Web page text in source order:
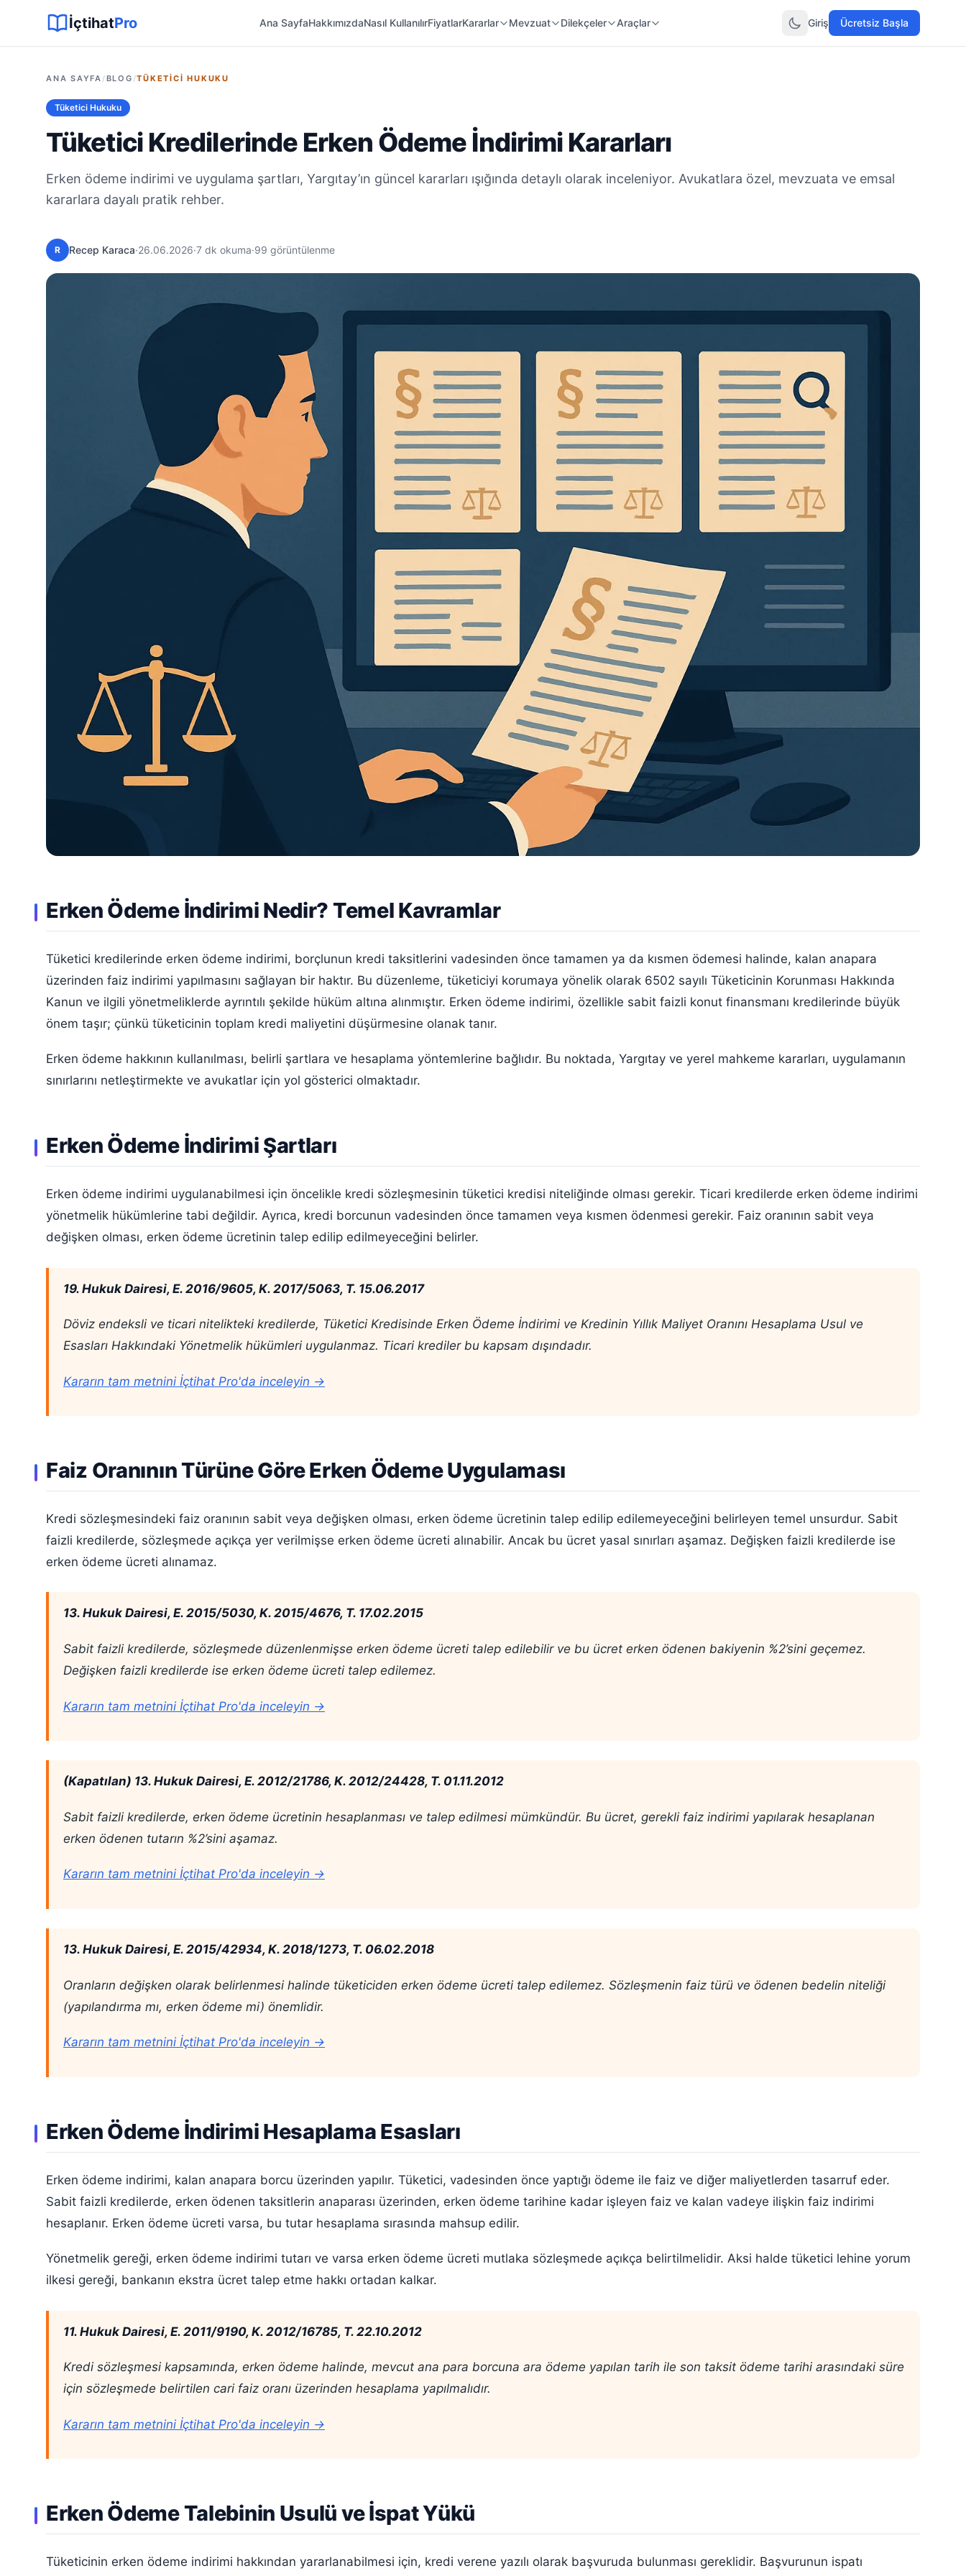
İçtihatPro Ana SayfaHakkımızdaNasıl KullanılırFiyatlarKararlar Mevzuat Dilekçeler Araçlar Giriş Ücretsiz Başla
ANA SAYFA /BLOG /TÜKETICI HUKUKU
Tüketici Hukuku
Tüketici Kredilerinde Erken Ödeme İndirimi Kararları
Erken ödeme indirimi ve uygulama şartları, Yargıtay’ın güncel kararları ışığında detaylı olarak inceleniyor. Avukatlara özel, mevzuata ve emsal
kararlara dayalı pratik rehber.
R Recep Karaca·26.06.2026·7 dk okuma·99 görüntülenme
Erken Ödeme İndirimi Nedir? Temel Kavramlar
Tüketici kredilerinde erken ödeme indirimi, borçlunun kredi taksitlerini vadesinden önce tamamen ya da kısmen ödemesi halinde, kalan anapara
üzerinden faiz indirimi yapılmasını sağlayan bir haktır. Bu düzenleme, tüketiciyi korumaya yönelik olarak 6502 sayılı Tüketicinin Korunması Hakkında
Kanun ve ilgili yönetmeliklerde ayrıntılı şekilde hüküm altına alınmıştır. Erken ödeme indirimi, özellikle sabit faizli konut finansmanı kredilerinde büyük
önem taşır; çünkü tüketicinin toplam kredi maliyetini düşürmesine olanak tanır.
Erken ödeme hakkının kullanılması, belirli şartlara ve hesaplama yöntemlerine bağlıdır. Bu noktada, Yargıtay ve yerel mahkeme kararları, uygulamanın
sınırlarını netleştirmekte ve avukatlar için yol gösterici olmaktadır.
Erken Ödeme İndirimi Şartları
Erken ödeme indirimi uygulanabilmesi için öncelikle kredi sözleşmesinin tüketici kredisi niteliğinde olması gerekir. Ticari kredilerde erken ödeme indirimi
yönetmelik hükümlerine tabi değildir. Ayrıca, kredi borcunun vadesinden önce tamamen veya kısmen ödenmesi gerekir. Faiz oranının sabit veya
değişken olması, erken ödeme ücretinin talep edilip edilmeyeceğini belirler.
19. Hukuk Dairesi, E. 2016/9605, K. 2017/5063, T. 15.06.2017
Döviz endeksli ve ticari nitelikteki kredilerde, Tüketici Kredisinde Erken Ödeme İndirimi ve Kredinin Yıllık Maliyet Oranını Hesaplama Usul ve
Esasları Hakkındaki Yönetmelik hükümleri uygulanmaz. Ticari krediler bu kapsam dışındadır.
Kararın tam metnini İçtihat Pro'da inceleyin →
Faiz Oranının Türüne Göre Erken Ödeme Uygulaması
Kredi sözleşmesindeki faiz oranının sabit veya değişken olması, erken ödeme ücretinin talep edilip edilemeyeceğini belirleyen temel unsurdur. Sabit
faizli kredilerde, sözleşmede açıkça yer verilmişse erken ödeme ücreti alınabilir. Ancak bu ücret yasal sınırları aşamaz. Değişken faizli kredilerde ise
erken ödeme ücreti alınamaz.
13. Hukuk Dairesi, E. 2015/5030, K. 2015/4676, T. 17.02.2015
Sabit faizli kredilerde, sözleşmede düzenlenmişse erken ödeme ücreti talep edilebilir ve bu ücret erken ödenen bakiyenin %2’sini geçemez.
Değişken faizli kredilerde ise erken ödeme ücreti talep edilemez.
Kararın tam metnini İçtihat Pro'da inceleyin →
(Kapatılan) 13. Hukuk Dairesi, E. 2012/21786, K. 2012/24428, T. 01.11.2012
Sabit faizli kredilerde, erken ödeme ücretinin hesaplanması ve talep edilmesi mümkündür. Bu ücret, gerekli faiz indirimi yapılarak hesaplanan
erken ödenen tutarın %2’sini aşamaz.
Kararın tam metnini İçtihat Pro'da inceleyin →
13. Hukuk Dairesi, E. 2015/42934, K. 2018/1273, T. 06.02.2018
Oranların değişken olarak belirlenmesi halinde tüketiciden erken ödeme ücreti talep edilemez. Sözleşmenin faiz türü ve ödenen bedelin niteliği
(yapılandırma mı, erken ödeme mi) önemlidir.
Kararın tam metnini İçtihat Pro'da inceleyin →
Erken Ödeme İndirimi Hesaplama Esasları
Erken ödeme indirimi, kalan anapara borcu üzerinden yapılır. Tüketici, vadesinden önce yaptığı ödeme ile faiz ve diğer maliyetlerden tasarruf eder.
Sabit faizli kredilerde, erken ödenen taksitlerin anaparası üzerinden, erken ödeme tarihine kadar işleyen faiz ve kalan vadeye ilişkin faiz indirimi
hesaplanır. Erken ödeme ücreti varsa, bu tutar hesaplama sırasında mahsup edilir.
Yönetmelik gereği, erken ödeme indirimi tutarı ve varsa erken ödeme ücreti mutlaka sözleşmede açıkça belirtilmelidir. Aksi halde tüketici lehine yorum
ilkesi gereği, bankanın ekstra ücret talep etme hakkı ortadan kalkar.
11. Hukuk Dairesi, E. 2011/9190, K. 2012/16785, T. 22.10.2012
Kredi sözleşmesi kapsamında, erken ödeme halinde, mevcut ana para borcuna ara ödeme yapılan tarih ile son taksit ödeme tarihi arasındaki süre
için sözleşmede belirtilen cari faiz oranı üzerinden hesaplama yapılmalıdır.
Kararın tam metnini İçtihat Pro'da inceleyin →
Erken Ödeme Talebinin Usulü ve İspat Yükü
Tüketicinin erken ödeme indirimi hakkından yararlanabilmesi için, kredi verene yazılı olarak başvuruda bulunması gereklidir. Başvurunun ispatı